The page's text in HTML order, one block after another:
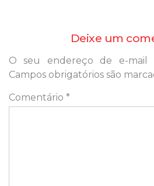
Deixe um
O seu endereço de e-mail
Campos obrigatórios são
Comentário *